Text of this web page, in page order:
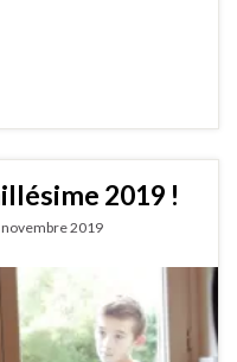
2019 !
novembre 2019